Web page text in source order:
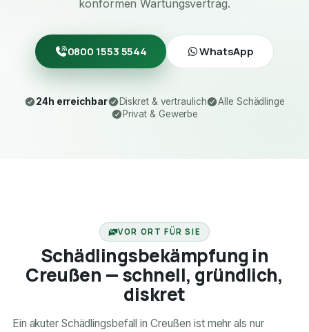
konformen Wartungsvertrag.
0800 1553 5544 WhatsApp
24h erreichbar Diskret & vertraulich
Alle Schädlinge
Privat & Gewerbe
VOR ORT FÜR SIE
Schädlingsbekämpfung in
Creußen — schnell, gründlich,
diskret
Ein akuter Schädlingsbefall in Creußen ist mehr als nur